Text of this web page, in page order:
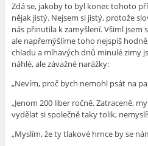
Zdá se, jakoby to byl konec tohoto
nějak jistý. Nejsem si jistý, protože
nás přinutila k zamyšlení. Všiml jsem
ale napřemýšlíme toho nejspíš
chladu a mlhavých dnů minulé zimy
náhlé, ale závažné narážky:
„Nevím, proč bych nemohl psát na
„Jenom 200 liber ročně. Zatraceně,
vydělat si společně taky tolik,
„Myslím, že ty tlakové hrnce by se